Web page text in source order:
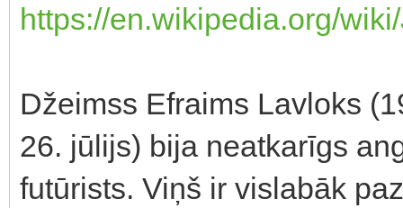
https://en.wikipedia.org/
Džeimss Efraims Lavloks
26. jūlijs) bija neatkarīgs
futūrists. Viņš ir vislabāk